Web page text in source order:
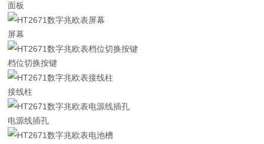
面板
屏幕
档位切换按键
接线柱
电源线插孔